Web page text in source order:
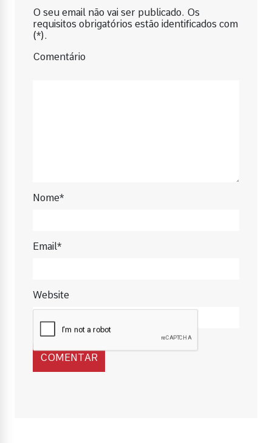
O seu email não vai ser publicado. Os
requisitos obrigatórios estão identificados com
(*).
Comentário
Nome*
Email*
Website